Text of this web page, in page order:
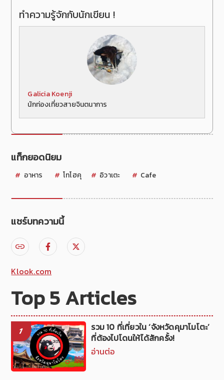
ทำความรู้จักกับนักเขียน !
Galicia Koenji
นักท่องเที่ยวสายจินตนาการ
แท็กยอดนิยม
อาหาร โทโฮคุ อิวาเตะ Cafe
แชร์บทความนี้
Klook.com
Top 5 Articles
1
รวม 10 ที่เที่ยวใน ‘จังหวัดคุมาโมโตะ’
ที่ต้องไปโดนให้ได้สักครั้ง!
อ่านต่อ